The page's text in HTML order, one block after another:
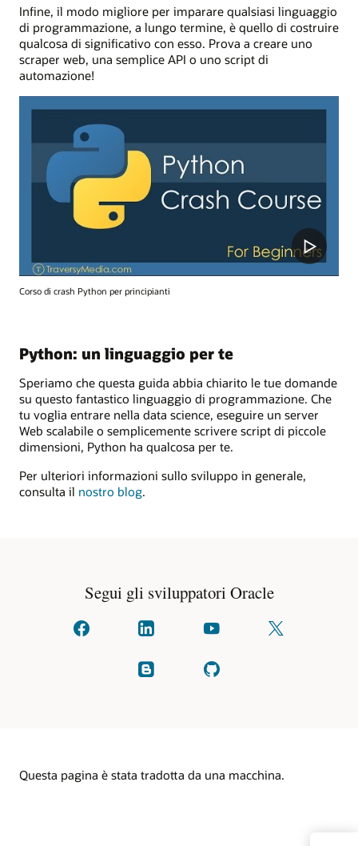
Infine, il modo migliore per imparare qualsiasi linguaggio
di programmazione, a lungo termine, è quello di costruire
qualcosa di significativo con esso. Prova a creare uno
scraper web, una semplice API o uno script di
automazione!
Corso di crash Python per principianti
Python: un linguaggio per te
Speriamo che questa guida abbia chiarito le tue domande
su questo fantastico linguaggio di programmazione. Che
tu voglia entrare nella data science, eseguire un server
Web scalabile o semplicemente scrivere script di piccole
dimensioni, Python ha qualcosa per te.
Per ulteriori informazioni sullo sviluppo in generale,
consulta il nostro blog.
Segui gli sviluppatori Oracle
Connettiti Collegati
su
linkedIn
Guarda Seguici
Leggi Controlla
Questa pagina è stata tradotta da una macchina.